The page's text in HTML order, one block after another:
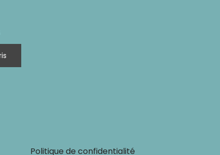
Politique de confidentialité